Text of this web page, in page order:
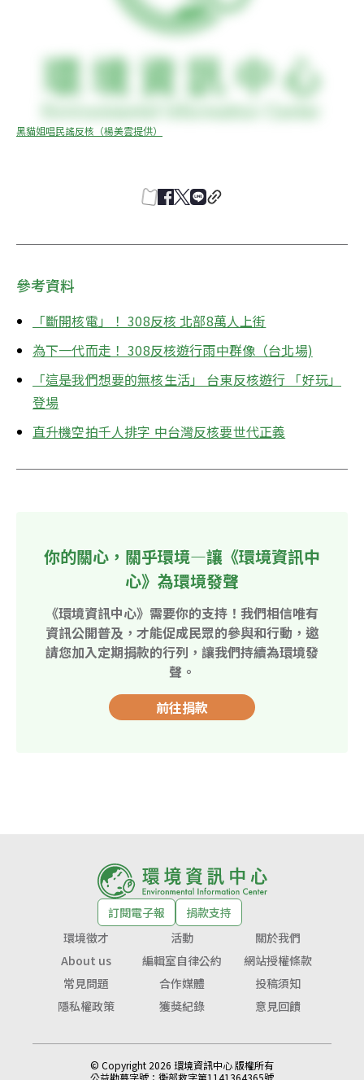
黑貓姐唱民謠反核（楊美雲提供）
參考資料
「斷開核電」！ 308反核 北部8萬人上街
為下一代而走！ 308反核遊行雨中群像（台北場)
「這是我們想要的無核生活」 台東反核遊行 「好玩」
登場
直升機空拍千人排字 中台灣反核要世代正義
你的關心，關乎環境—讓《環境資訊中
心》為環境發聲
《環境資訊中心》需要你的支持！我們相信唯有
資訊公開普及，才能促成民眾的參與和行動，邀
請您加入定期捐款的行列，讓我們持續為環境發
聲。
前往捐款
訂閱電子報
捐款支持
環境徵才
活動
關於我們
About us
編輯室自律公約
網站授權條款
常見問題
合作媒體
投稿須知
隱私權政策
獲獎紀錄 意見回饋
© Copyright 2026 環境資訊中心 版權所有
公益勸募字號： 衛部救字第1141364365號